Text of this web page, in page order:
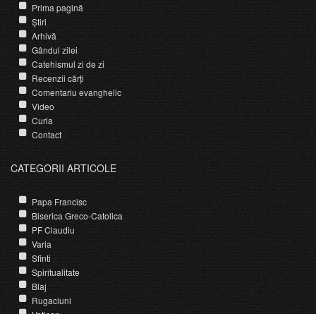
Prima pagină
Știri
Arhivă
Gândul zilei
Catehismul zi de zi
Recenzii cărți
Comentariu evanghelic
Video
Curia
Contact
CATEGORII ARTICOLE
Papa Francisc
Biserica Greco-Catolica
PF Claudiu
Varia
Sfinti
Spiritualitate
Blaj
Rugaciuni